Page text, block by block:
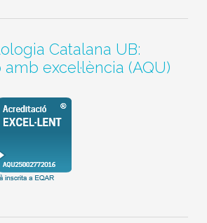
Catalana UB:
excel·lència (AQU)